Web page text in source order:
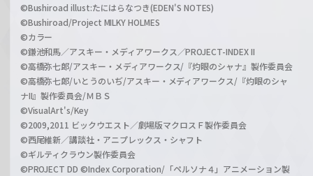
©Bushiroad illust:たにはらなつき(EDEN'S NOTES)
©Bushiroad/Project MILKY HOLMES
©カラー
©鎌池和馬／アスキー・メディアワークス／PROJECT-INDEX II
©高橋弥七郎/アスキー・メディアワークス/『灼眼のシャナ』製作委員会
©高橋弥七郎/いとうのいぢ/アスキー・メディアワークス/『灼眼のシャ
ナII』製作委員会/ＭＢＳ
©VisualArt's/Key
©2009,2011 ビックウエスト／劇場版マクロスＦ製作委員会
©西尾維新／講談社・アニプレックス・シャフト
©ギルティクラウン製作委員会
©PROJECT DD ©Index Corporation/「ペルソナ４」アニメーション製